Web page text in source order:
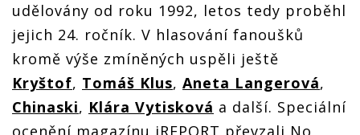
udělovány od roku 1992, letos tedy proběhl
jejich 24. ročník. V hlasování fanoušků
kromě výše zmíněných uspěli ještě
Kryštof, Tomáš Klus, Aneta Langerová,
Chinaski, Klára Vytisková a další. Speciální
ocenění magazínu iREPORT převzali No